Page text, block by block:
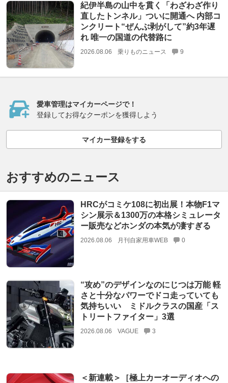
紀伊半島の山中を貫く「わざわざ作り
直したトンネル」ついに開通へ 内部コ
ンクリート“ぜんぶ剥がして”約3年遅
れ 唯一の国道の代替路に
2026.08.06 乗りものニュース 9
愛車管理はマイカーページで！
登録してお得なクーポンを獲得しよう
マイカー登録をする
おすすめのニュース
HRCがコミケ108に初出展！本物F1マ
シン展示＆1300万の本格シミュレータ
ー販売などホンダの本気が凄すぎる
2026.08.06 月刊自家用車WEB 0
“攻め”のデザインなのにじつは万能 軽
さと十分なパワーでドコ走っていても
気持ちいい ミドルクラスの国産「ス
トリートファイター」3選
2026.08.06 VAGUE 3
＜新連載＞［極上カーオーディオへの